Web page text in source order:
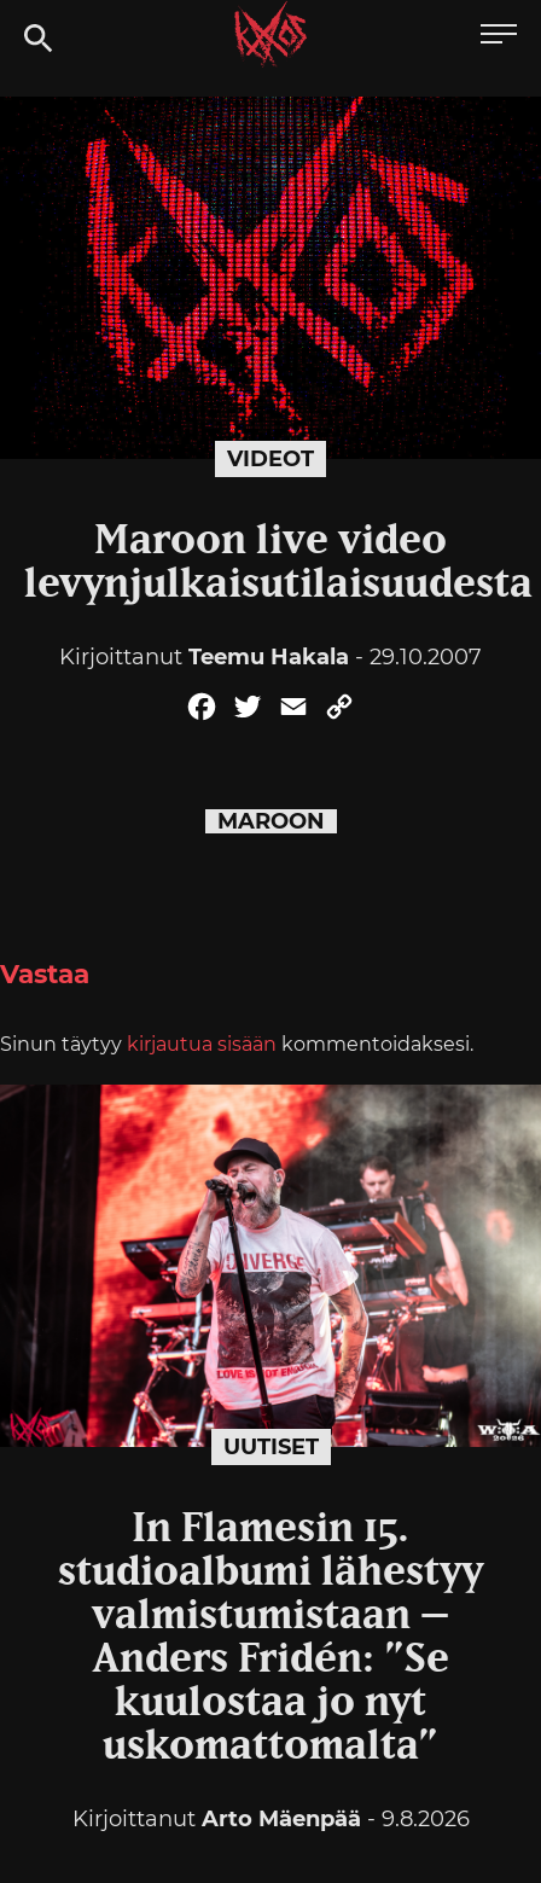
Siirry
suoraan
Kaaoszine
VIDEOT
Maroon live video
levynjulkaisutilaisuudesta
Kirjoittanut Teemu Hakala - 29.10.2007
FacebookTwitterEmail
MAROON
Vastaa
Sinun täytyy kirjautua sisään kommentoidaksesi.
UUTISET
In Flamesin 15.
studioalbumi lähestyy
valmistumistaan –
Anders Fridén: ”Se
kuulostaa jo nyt
uskomattomalta”
Kirjoittanut Arto Mäenpää - 9.8.2026